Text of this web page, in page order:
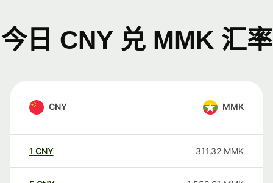
今日 CNY 兑 MMK 汇率
CNY MMK
1 CNY 311.32 MMK